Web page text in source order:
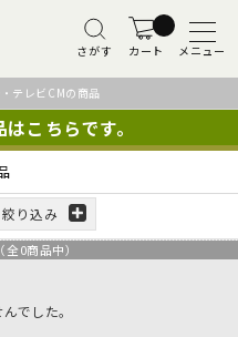
さがす カート メニュー
テレビCMの商品
こちらです。
絞り込み
全0商品中）
でした。